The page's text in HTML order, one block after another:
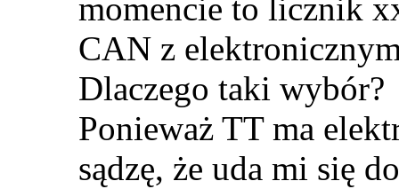
momencie to licznik
CAN z
Dlaczego taki wybór?
Ponieważ TT ma
sądzę, że uda mi się